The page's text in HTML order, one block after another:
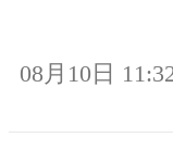
08月10日